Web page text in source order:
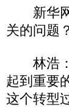
新华网
关的问题？
林浩：
起到重要
这个转型